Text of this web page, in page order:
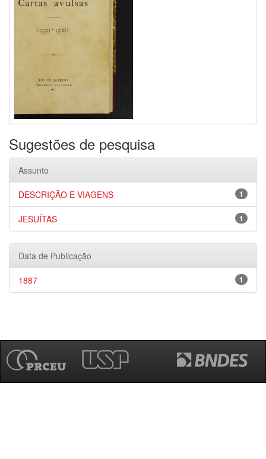
Sugestões de pesquisa
Assunto
1
DESCRIÇÃO E VIAGENS
1
JESUÍTAS
Data de Publicação
1
1887